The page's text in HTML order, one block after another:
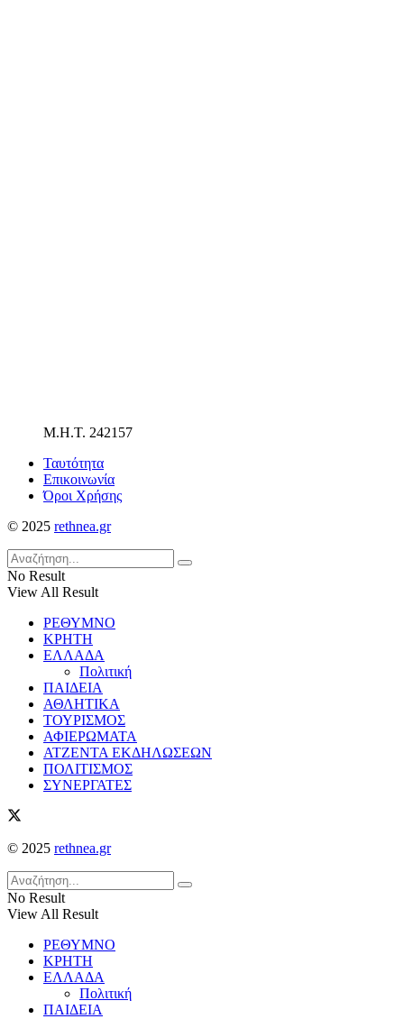
Μ.Η.Τ. 242157
Ταυτότητα
Επικοινωνία
Όροι Χρήσης
© 2025 rethnea.gr
No Result
View All Result
ΡΕΘΥΜΝΟ
ΚΡΗΤΗ
ΕΛΛΑΔΑ
Πολιτική
ΠΑΙΔΕΙΑ
ΑΘΛΗΤΙΚΑ
ΤΟΥΡΙΣΜΟΣ
ΑΦΙΕΡΩΜΑΤΑ
ΑΤΖΕΝΤΑ ΕΚΔΗΛΩΣΕΩΝ
ΠΟΛΙΤΙΣΜΟΣ
ΣΥΝΕΡΓΑΤΕΣ
© 2025 rethnea.gr
No Result
View All Result
ΡΕΘΥΜΝΟ
ΚΡΗΤΗ
ΕΛΛΑΔΑ
Πολιτική
ΠΑΙΔΕΙΑ